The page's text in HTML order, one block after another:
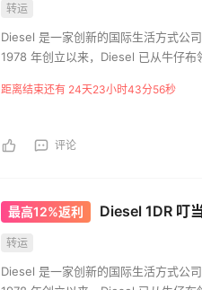
转运
Diesel 是一家创新的国际生活方式公
1978 年创立以来，Diesel 已从牛仔布
距离结束还有 24天23小时43分55秒
评论
最高12%返利 Diesel 1DR 叮
转运
Diesel 是一家创新的国际生活方式公